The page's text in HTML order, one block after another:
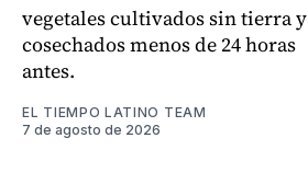
vegetales cultivados sin tierra y
cosechados menos de 24 horas
antes.
EL TIEMPO LATINO TEAM
7 de agosto de 2026